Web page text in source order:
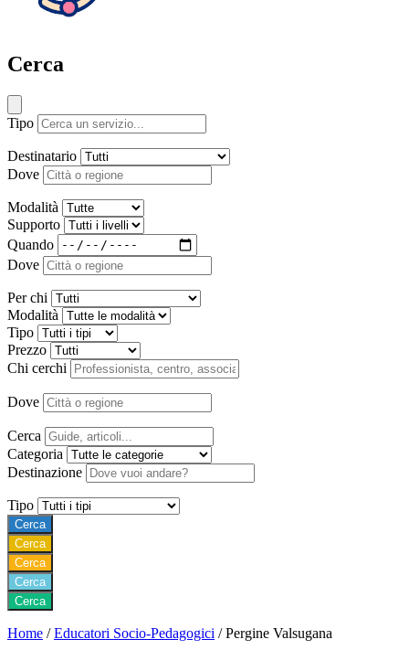
Cerca
Tipo
Destinatario
Dove
Modalità
Supporto
Quando
Dove
Per chi
Modalità
Tipo
Prezzo
Chi cerchi
Dove
Cerca
Categoria
Destinazione
Tipo
Cerca
Cerca
Cerca
Cerca
Cerca
Home / Educatori Socio-Pedagogici / Pergine Valsugana